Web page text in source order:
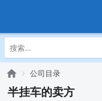
公司目录
半挂车的卖方